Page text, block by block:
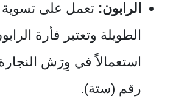
الرابون: تعمل على
الطويلة وتعتبر فأرة
استعمالاً في وِرَش
رقم (ستة).